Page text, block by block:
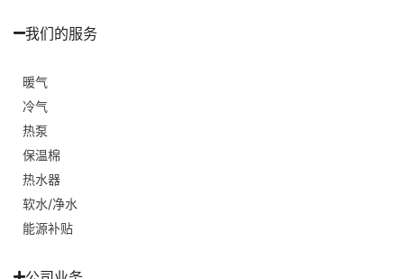
我们的服务
暖气
冷气
热泵
保温棉
热水器
软水/净水
能源补贴